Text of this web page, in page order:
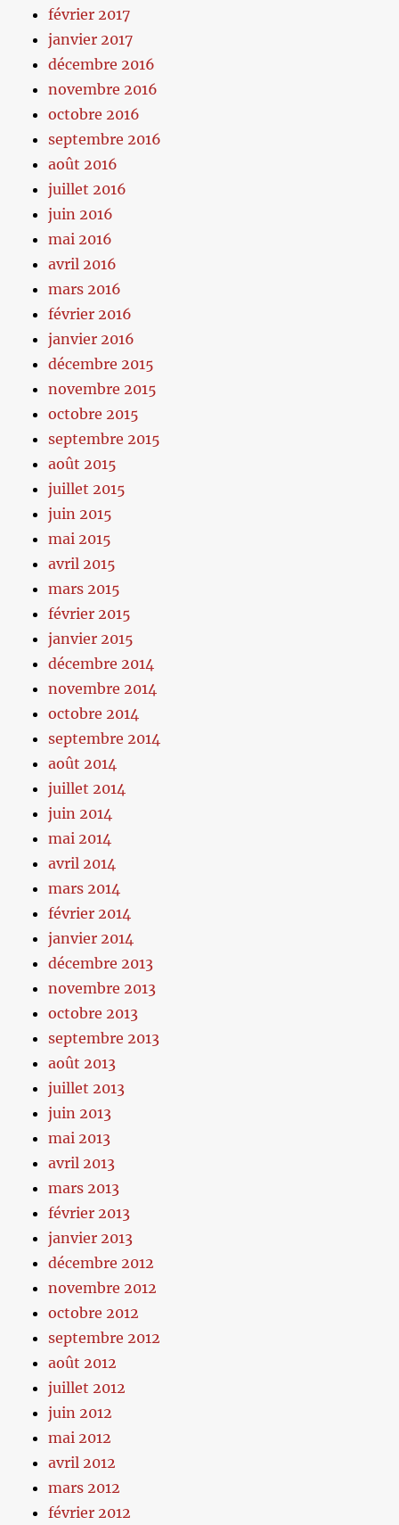
février 2017
janvier 2017
décembre 2016
novembre 2016
octobre 2016
septembre 2016
août 2016
juillet 2016
juin 2016
mai 2016
avril 2016
mars 2016
février 2016
janvier 2016
décembre 2015
novembre 2015
octobre 2015
septembre 2015
août 2015
juillet 2015
juin 2015
mai 2015
avril 2015
mars 2015
février 2015
janvier 2015
décembre 2014
novembre 2014
octobre 2014
septembre 2014
août 2014
juillet 2014
juin 2014
mai 2014
avril 2014
mars 2014
février 2014
janvier 2014
décembre 2013
novembre 2013
octobre 2013
septembre 2013
août 2013
juillet 2013
juin 2013
mai 2013
avril 2013
mars 2013
février 2013
janvier 2013
décembre 2012
novembre 2012
octobre 2012
septembre 2012
août 2012
juillet 2012
juin 2012
mai 2012
avril 2012
mars 2012
février 2012